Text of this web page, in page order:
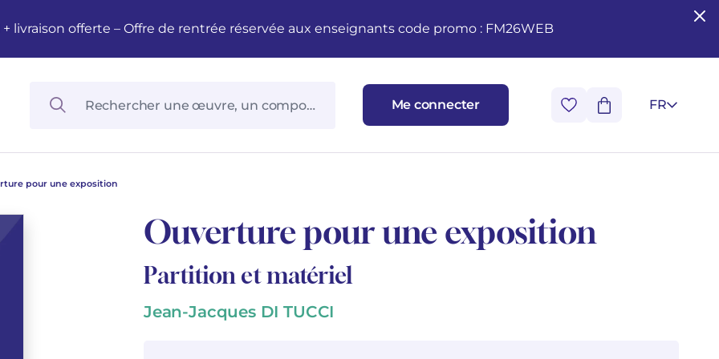
livraison offerte – Offre de rentrée réservée aux enseignants code promo : FM26WEB
Me connecter FR
pour une exposition
Ouverture pour une exposition
Partition et matériel
Jean-Jacques DI TUCCI